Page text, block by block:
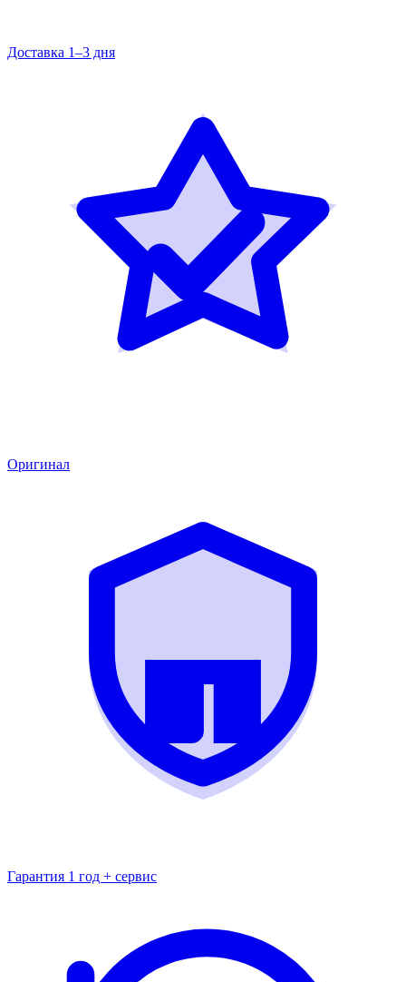
Доставка 1–3 дня
Оригинал
Гарантия 1 год + сервис